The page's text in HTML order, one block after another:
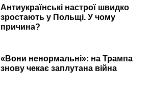
Антиукраїнські настрої швидко
зростають у Польщі. У чому
причина?
«Вони ненормальні»: на Трампа
знову чекає заплутана війна